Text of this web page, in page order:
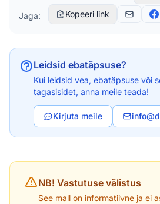
Jaga: Kopeeri link
Leidsid ebatäpsuse?
Kui leidsid vea, ebatäpsuse või
tagasisidet, anna meile teada!
Kirjuta meile
NB! Vastutuse välistus
See mall on informatiivne ja ei